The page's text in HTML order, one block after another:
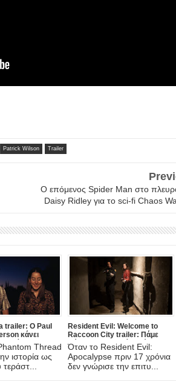
Patrick Wilson Trailer
Ο επόμενος Spider Man στο
Daisy Ridley για το sci-fi Chaos
trailer: Ο Paul
κάνει
της
παρουσιάζει μια
κομεντί!
Thread
ιστορία ως
Resident Evil: Welcome to
Raccoon City trailer: Πάμε
πάλι απ' την αρχή, εκεί που
ξεκίνησαν όλα...
Όταν το Resident Evil:
Apocalypse πριν 17 χρόνια
δεν γνώρισε την επιτυ...